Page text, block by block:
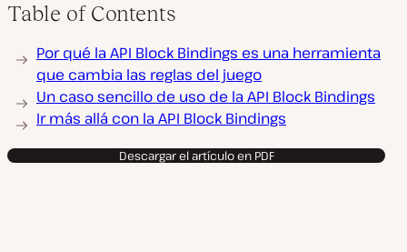
Table of Contents
Por qué la API Block Bindings es una herramienta
que cambia las reglas del juego
Un caso sencillo de uso de la API Block Bindings
Ir más allá con la API Block Bindings
Descargar el artículo en PDF